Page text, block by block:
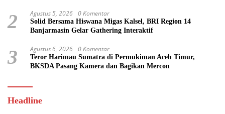
2 Agustus 5, 2026 0 Komentar
Solid Bersama Hiswana Migas Kalsel, BRI Region 14
Banjarmasin Gelar Gathering Interaktif
3 Agustus 6, 2026 0 Komentar
Teror Harimau Sumatra di Permukiman Aceh Timur,
BKSDA Pasang Kamera dan Bagikan Mercon
Headline